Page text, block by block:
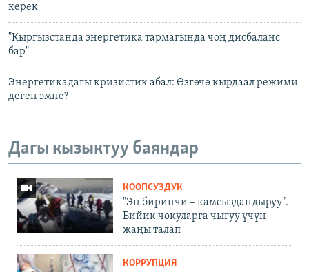
керек
"Кыргызстанда энергетика тармагында чоң дисбаланс
бар"
Энергетикадагы кризистик абал: Өзгөчө кырдаал режими
деген эмне?
Дагы кызыктуу баяндар
КООПСУЗДУК
"Эң биринчи – камсыздандыруу".
Бийик чокуларга чыгуу үчүн
жаңы талап
КОРРУПЦИЯ